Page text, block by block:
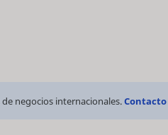
negocios internacionales.Contacto